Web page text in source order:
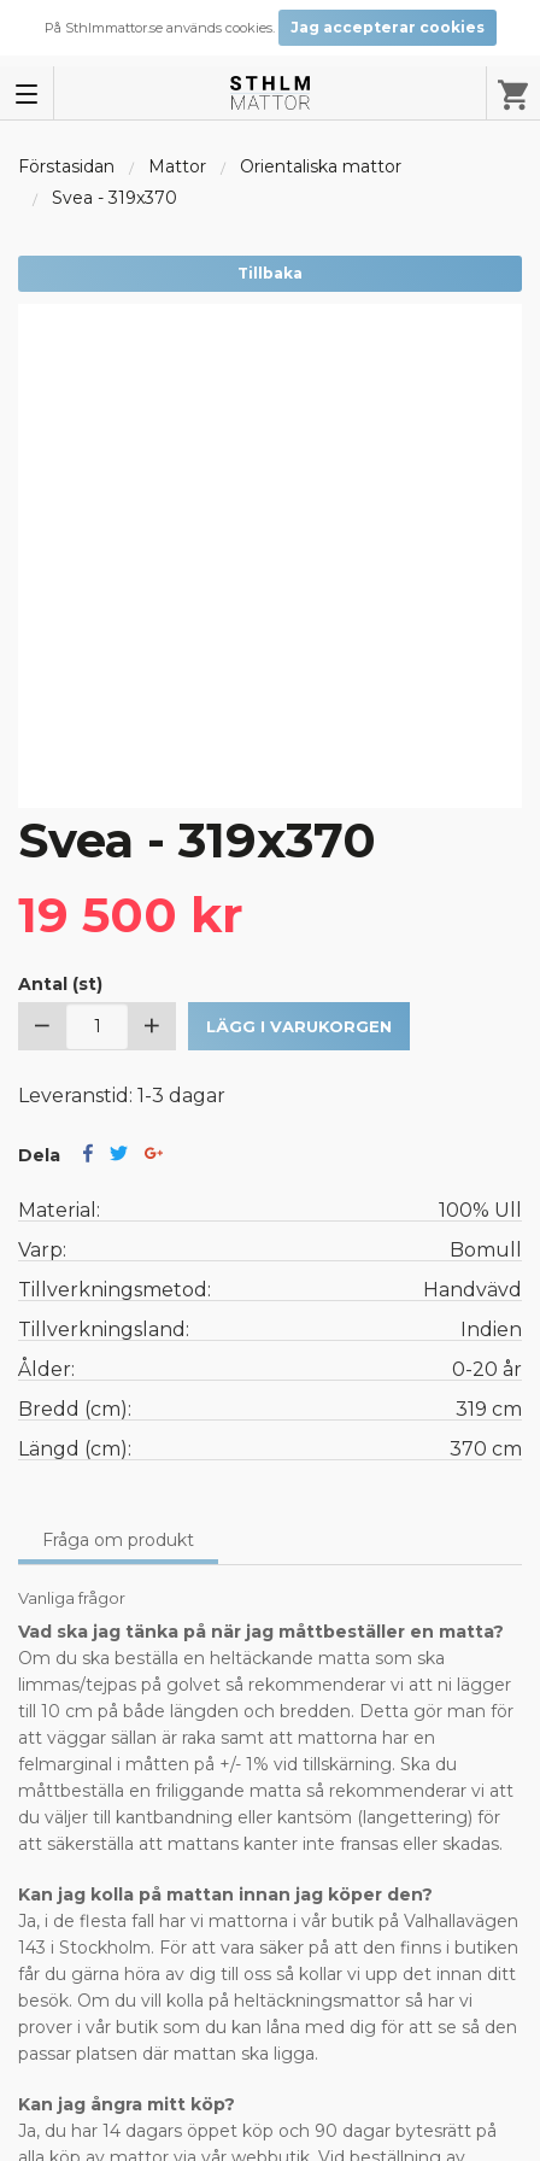
På Sthlmmattor.se används cookies. Jag accepterar cookies
Förstasidan Mattor
Orientaliska mattor
Svea - 319x370
Tillbaka
Svea - 319x370
19 500 kr
Antal (st)
LÄGG I VARUKORGEN
Leveranstid: 1-3 dagar
Dela
Material:
100% Ull
Varp:
Bomull
Tillverkningsmetod:
Handvävd
Tillverkningsland:
Indien
Ålder:
0-20 år
Bredd (cm):
319 cm
Längd (cm):
370 cm
Fråga om produkt
Vanliga frågor
Vad ska jag tänka på när jag måttbeställer en matta?
Om du ska beställa en heltäckande matta som ska
limmas/tejpas på golvet så rekommenderar vi att ni lägger
till 10 cm på både längden och bredden. Detta gör man för
att väggar sällan är raka samt att mattorna har en
felmarginal i måtten på +/- 1% vid tillskärning. Ska du
måttbeställa en friliggande matta så rekommenderar vi att
du väljer till kantbandning eller kantsöm (langettering) för
att säkerställa att mattans kanter inte fransas eller skadas.
Kan jag kolla på mattan innan jag köper den?
Ja, i de flesta fall har vi mattorna i vår butik på Valhallavägen
143 i Stockholm. För att vara säker på att den finns i butiken
får du gärna höra av dig till oss så kollar vi upp det innan ditt
besök. Om du vill kolla på heltäckningsmattor så har vi
prover i vår butik som du kan låna med dig för att se så den
passar platsen där mattan ska ligga.
Kan jag ångra mitt köp?
Ja, du har 14 dagars öppet köp och 90 dagar bytesrätt på